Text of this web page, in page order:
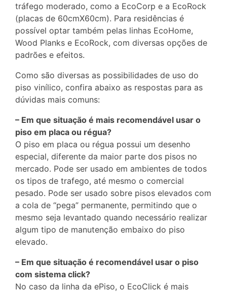
tráfego moderado, como a EcoCorp e a EcoRock
(placas de 60cmX60cm). Para residências é
possível optar também pelas linhas EcoHome,
Wood Planks e EcoRock, com diversas opções de
padrões e efeitos.
Como são diversas as possibilidades de uso do
piso vinílico, confira abaixo as respostas para as
dúvidas mais comuns:
– Em que situação é mais recomendável usar o
piso em placa ou régua?
O piso em placa ou régua possui um desenho
especial, diferente da maior parte dos pisos no
mercado. Pode ser usado em ambientes de todos
os tipos de trafego, até mesmo o comercial
pesado. Pode ser usado sobre pisos elevados com
a cola de “pega” permanente, permitindo que o
mesmo seja levantado quando necessário realizar
algum tipo de manutenção embaixo do piso
elevado.
– Em que situação é recomendável usar o piso
com sistema click?
No caso da linha da ePiso, o EcoClick é mais